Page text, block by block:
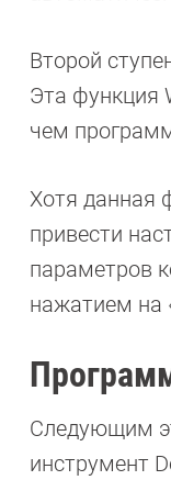
Второй
Эта функция
чем
Хотя данная
привести
параметров
нажатием на
Следующим
инструмент